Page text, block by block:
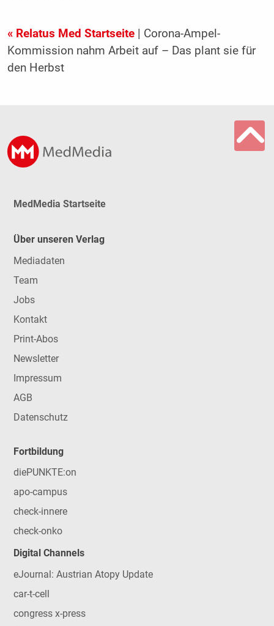
« Relatus Med Startseite| Corona-Ampel-
Kommission nahm Arbeit auf – Das plant sie für
den Herbst
MedMedia Startseite
Über unseren Verlag
Mediadaten
Team
Jobs
Kontakt
Print-Abos
Newsletter
Impressum
AGB
Datenschutz
Fortbildung
diePUNKTE:on
apo-campus
check-innere
check-onko
Digital Channels
eJournal: Austrian Atopy Update
car-t-cell
congress x-press